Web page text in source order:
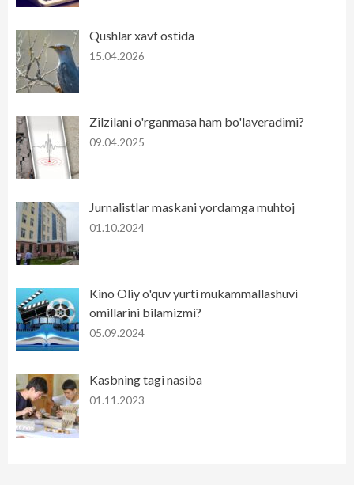
Qushlar xavf ostida
15.04.2026
Zilzilani o'rganmasa ham bo'laveradimi?
09.04.2025
Jurnalistlar maskani yordamga muhtoj
01.10.2024
Kino Oliy o'quv yurti mukammallashuvi
omillarini bilamizmi?
05.09.2024
Kasbning tagi nasiba
01.11.2023